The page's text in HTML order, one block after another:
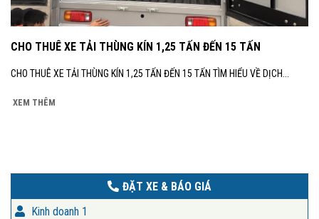
CHO THUÊ XE TẢI THÙNG KÍN 1,25 TẤN ĐẾN 15 TẤN
CHO THUÊ XE TẢI THÙNG KÍN 1,25 TẤN ĐẾN 15 TẤN TÌM HIỂU VỀ DỊCH...
XEM THÊM
ĐẶT XE & BÁO GIÁ
Kinh doanh 1